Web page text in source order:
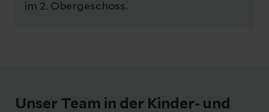
im 2. Obergeschoss.
Unser Team in der Kinder- und